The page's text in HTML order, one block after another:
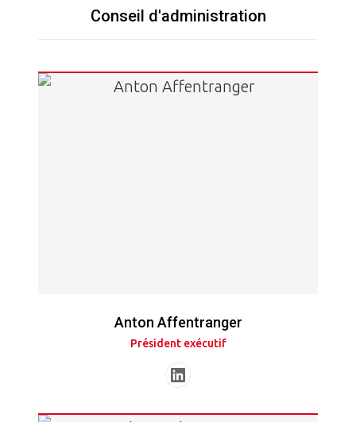
Conseil d'administration
Anton Affentranger
Président exécutif